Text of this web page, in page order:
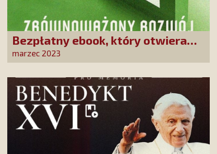
Bezpłatny ebook, który otwiera
oczy! Dowiedz się, czym jest
zrównoważony rozwój
marzec 2023